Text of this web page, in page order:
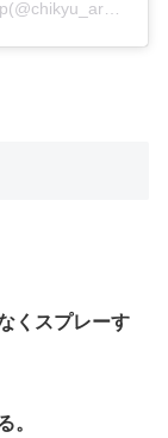
くスプレーす
。